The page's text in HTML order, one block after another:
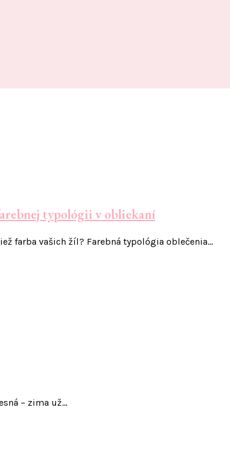
typológii v obliekaní
farba vašich žíl? Farebná typológia oblečenia…
– zima už…